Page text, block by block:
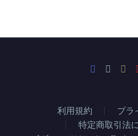
利用規約
プラ
特定商取引法